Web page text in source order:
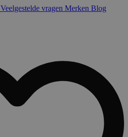
Veelgestelde vragen Merken Blog